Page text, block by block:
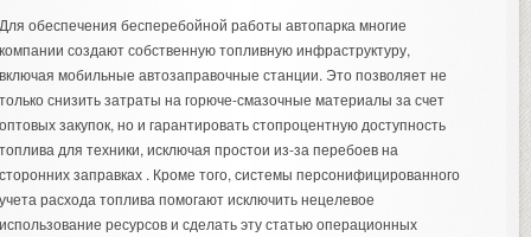
обеспечения бесперебойной работы автопарка многие
создают собственную топливную инфраструктуру,
мобильные автозаправочные станции. Это позволяет не
снизить затраты на горюче-смазочные материалы за счет
закупок, но и гарантировать стопроцентную доступность
для техники, исключая простои из-за перебоев на
заправках . Кроме того, системы персонифицированного
расхода топлива помогают исключить нецелевое
ресурсов и сделать эту статью операционных